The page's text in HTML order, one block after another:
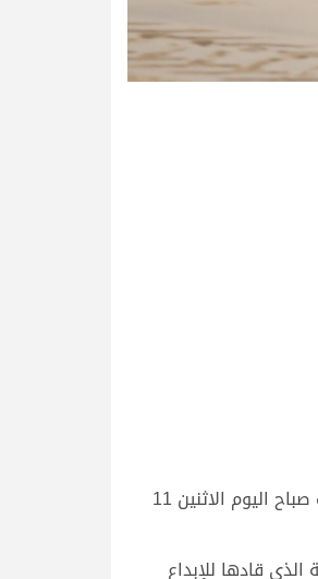
حققت هجن الشحانية العلامة الكاملة في منافسات الحيل والزمول، بعدما فرضت سيطرتها التامة على الأشواط العشرة كاملة، التي أقيمت صباح اليوم الاثنين 11
قادها للإبداع